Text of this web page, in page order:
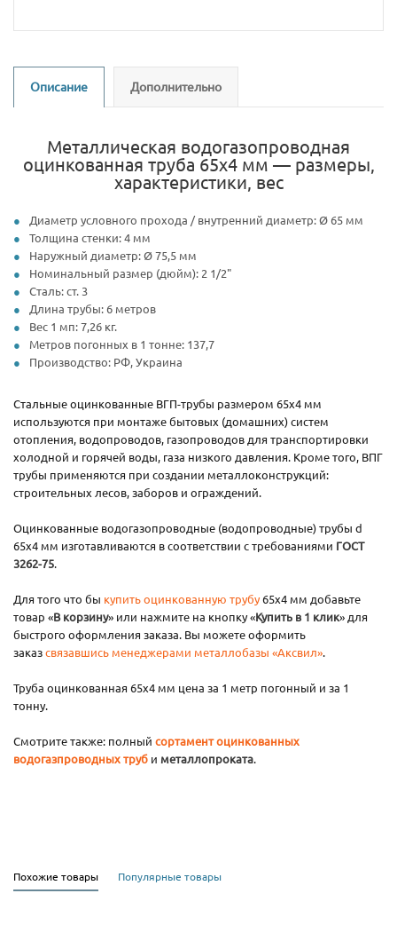
Описание Дополнительно
Металлическая водогазопроводная
оцинкованная труба 65x4 мм — размеры,
характеристики, вес
Диаметр условного прохода / внутренний диаметр: Ø 65 мм
Толщина стенки: 4 мм
Наружный диаметр: Ø 75,5 мм
Номинальный размер (дюйм): 2 1/2"
Сталь: ст. 3
Длина трубы: 6 метров
Вес 1 мп: 7,26 кг.
Метров погонных в 1 тонне: 137,7
Производство: РФ, Украина
Стальные оцинкованные ВГП-трубы размером 65x4 мм
используются при монтаже бытовых (домашних) систем
отопления, водопроводов, газопроводов для транспортировки
холодной и горячей воды, газа низкого давления. Кроме того, ВПГ
трубы применяются при создании металлоконструкций:
строительных лесов, заборов и ограждений.
Оцинкованные водогазопроводные (водопроводные) трубы d
65x4 мм изготавливаются в соответствии с требованиями ГОСТ
3262-75.
Для того что бы купить оцинкованную трубу65x4 мм добавьте
товар «В корзину» или нажмите на кнопку «Купить в 1 клик» для
быстрого оформления заказа. Вы можете оформить
заказсвязавшись менеджерами металлобазы «Аксвил».
Труба оцинкованная 65x4 мм цена за 1 метр погонный и за 1
тонну.
Смотрите также: полный сортамент оцинкованных
водогазпроводных труб и металлопроката.
Похожие товары Популярные товары